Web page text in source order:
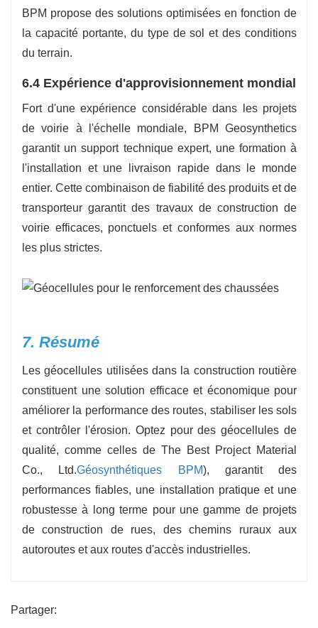
BPM propose des solutions optimisées en fonction de
la capacité portante, du type de sol et des conditions
du terrain.
6.4 Expérience d'approvisionnement mondial
Fort d'une expérience considérable dans les projets
de voirie à l'échelle mondiale, BPM Geosynthetics
garantit un support technique expert, une formation à
l'installation et une livraison rapide dans le monde
entier. Cette combinaison de fiabilité des produits et de
transporteur garantit des travaux de construction de
voirie efficaces, ponctuels et conformes aux normes
les plus strictes.
7. Résumé
Les géocellules utilisées dans la construction routière
constituent une solution efficace et économique pour
améliorer la performance des routes, stabiliser les sols
et contrôler l'érosion. Optez pour des géocellules de
qualité, comme celles de The Best Project Material
Co., Ltd.Géosynthétiques BPM), garantit des
performances fiables, une installation pratique et une
robustesse à long terme pour une gamme de projets
de construction de rues, des chemins ruraux aux
autoroutes et aux routes d'accès industrielles.
Partager: